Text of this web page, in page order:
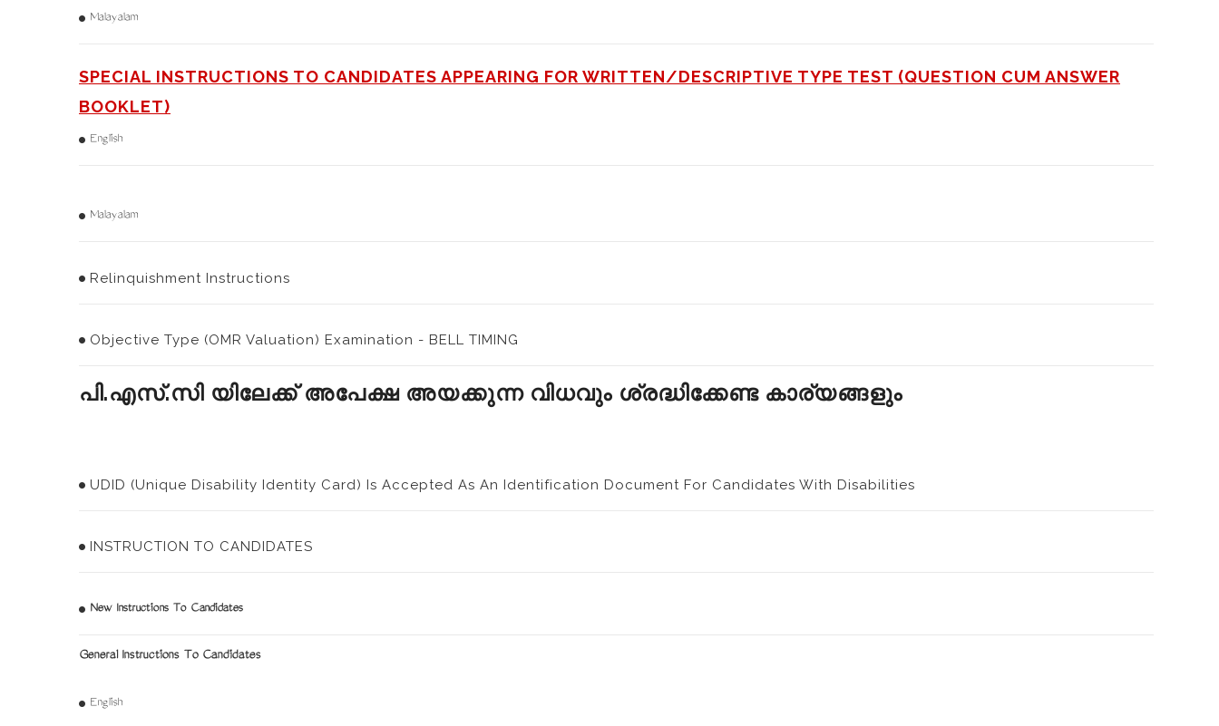
Malayalam
SPECIAL INSTRUCTIONS TO CANDIDATES APPEARING FOR WRITTEN/DESCRIPTIVE TYPE TEST (QUESTION CUM ANSWER
BOOKLET)
English
Malayalam
Relinquishment Instructions
Objective Type (OMR Valuation) Examination - BELL TIMING
പി.എസ്.സി യിലേക്ക് അപേക്ഷ അയക്കുന്ന വിധവും ശ്രദ്ധിക്കേണ്ട കാര്യങ്ങളും
UDID (Unique Disability Identity Card) Is Accepted As An Identification Document For Candidates With Disabilities
INSTRUCTION TO CANDIDATES
New Instructions To Candidates
General Instructions To Candidates
English